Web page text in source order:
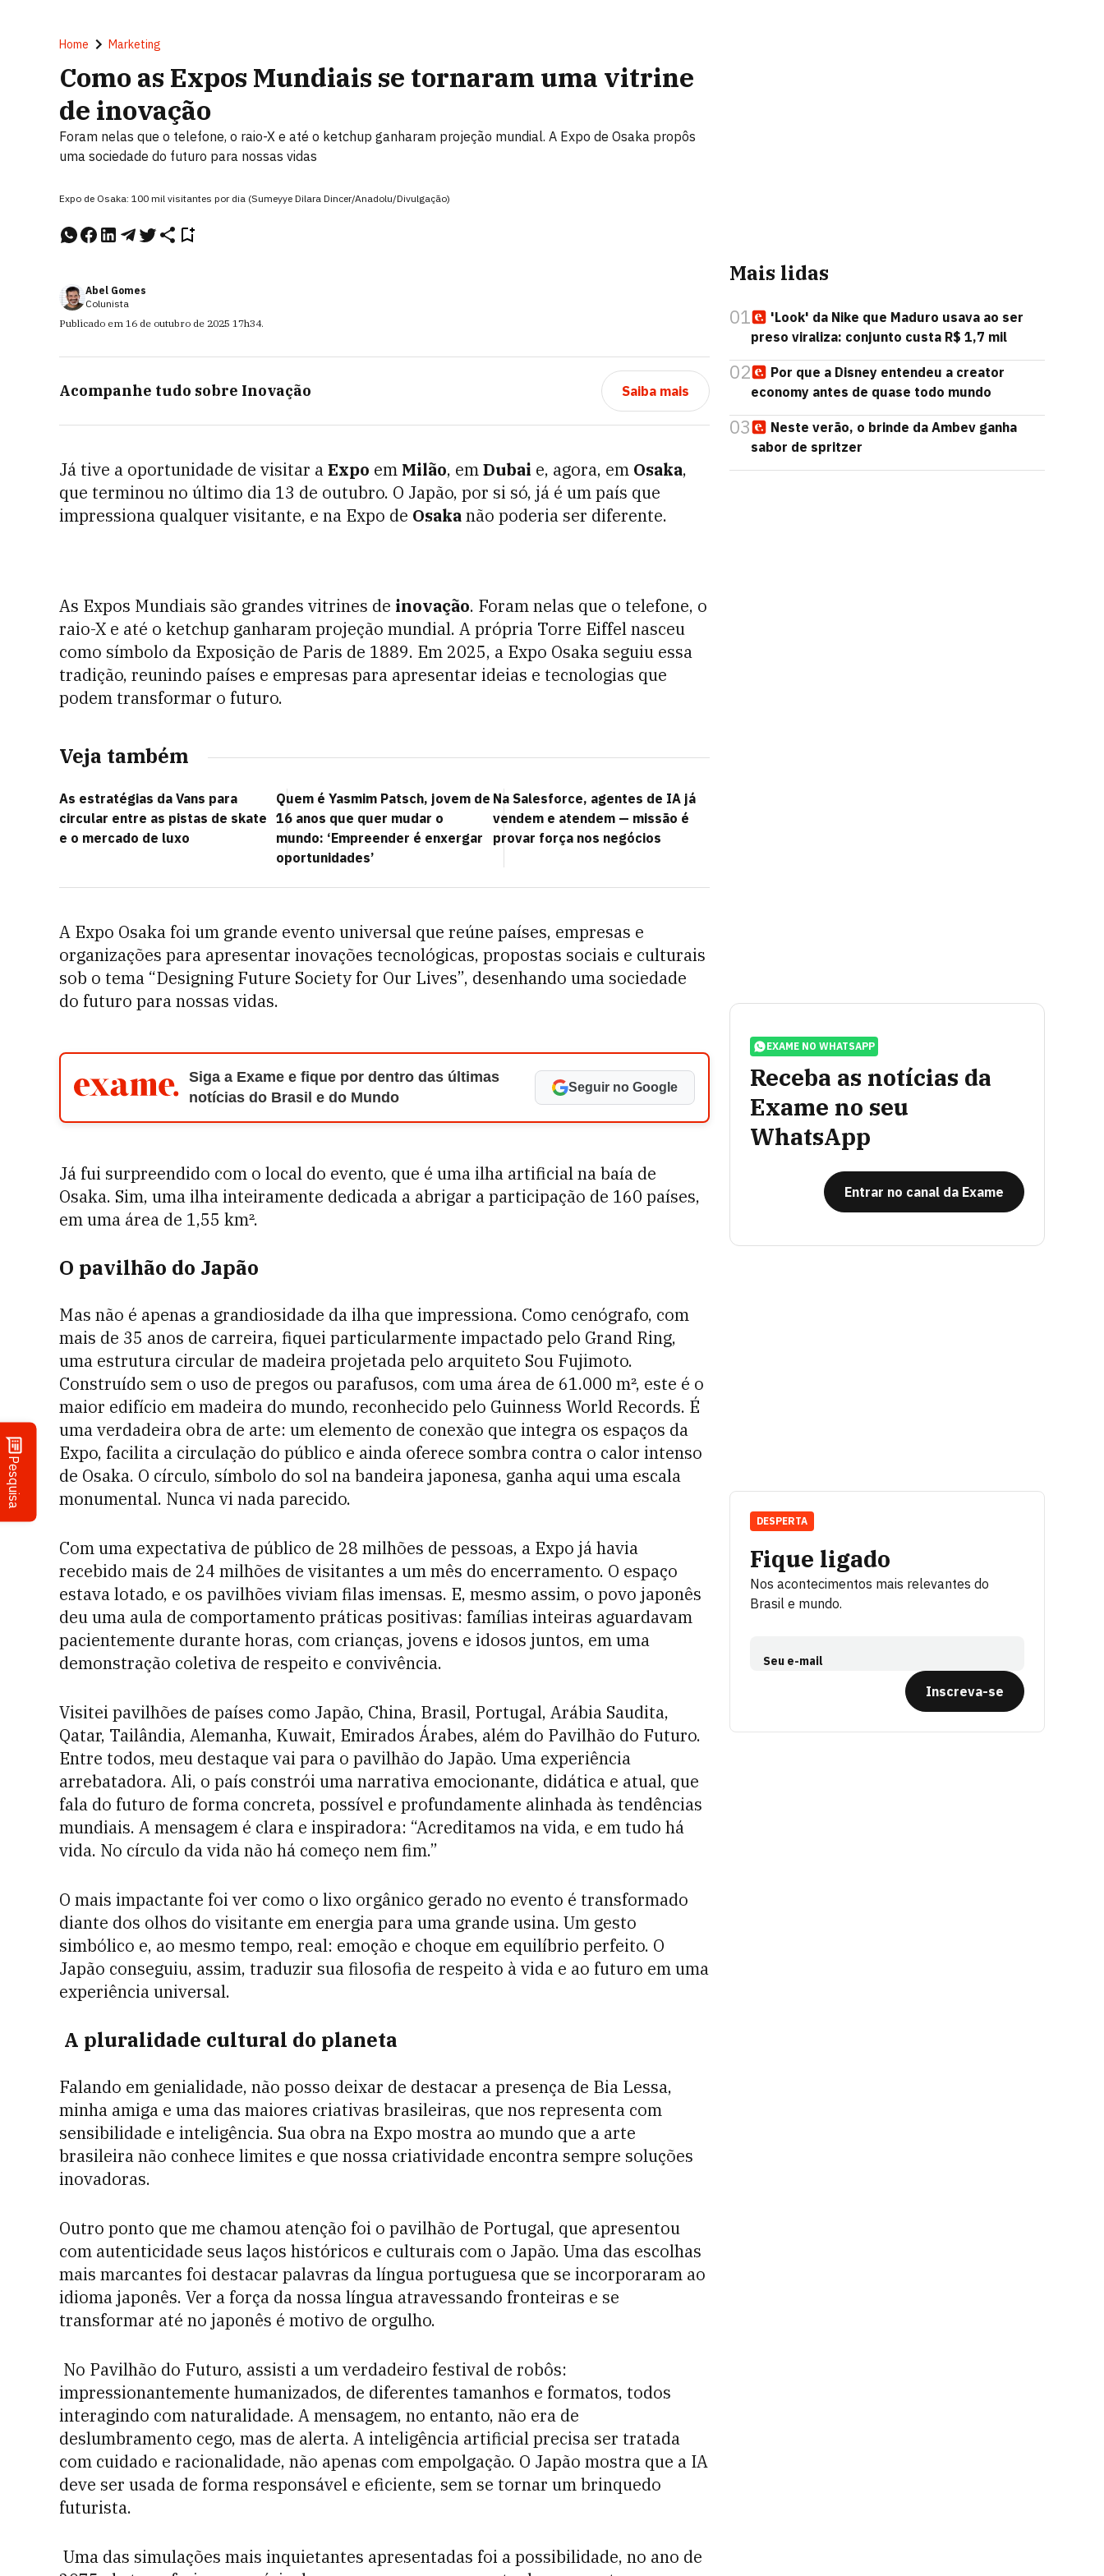
Pesquisa
Home Marketing
Como as Expos Mundiais se tornaram uma vitrine
de inovação
Foram nelas que o telefone, o raio-X e até o ketchup ganharam projeção mundial. A Expo de Osaka propôs
uma sociedade do futuro para nossas vidas
Expo de Osaka: 100 mil visitantes por dia (Sumeyye Dilara Dincer/Anadolu/Divulgação)
Abel Gomes
Colunista
Publicado em 16 de outubro de 2025 17h34.
Acompanhe tudo sobre Inovação Saiba mais
Já tive a oportunidade de visitar aExpo em Milão, emDubai e, agora, em Osaka,
que terminou no último dia 13 de outubro. O Japão, por si só, já é um país que
impressiona qualquer visitante, e na Expo de Osakanão poderia ser diferente.
As Expos Mundiais são grandes vitrines de inovação. Foram nelas que o telefone, o
raio-X e até o ketchup ganharam projeção mundial. A própria Torre Eiffel nasceu
como símbolo da Exposição de Paris de 1889. Em 2025, a Expo Osaka seguiu essa
tradição, reunindo países e empresas para apresentar ideias e tecnologias que
podem transformar o futuro.
Veja também
As estratégias da Vans para
circular entre as pistas de skate
e o mercado de luxo
Quem é Yasmim Patsch, jovem de
16 anos que quer mudar o
mundo: ‘Empreender é enxergar
oportunidades’
Na Salesforce, agentes de IA já
vendem e atendem — missão é
provar força nos negócios
A Expo Osaka foi um grande evento universal que reúne países, empresas e
organizações para apresentar inovações tecnológicas, propostas sociais e culturais
sob o tema “Designing Future Society for Our Lives”, desenhando uma sociedade
do futuro para nossas vidas.
Siga a Exame e fique por dentro das últimas
notícias do Brasil e do Mundo
Seguir no Google
Já fui surpreendido com o local do evento, que é uma ilha artificial na baía de
Osaka. Sim, uma ilha inteiramente dedicada a abrigar a participação de 160 países,
em uma área de 1,55 km².
O pavilhão do Japão
Mas não é apenas a grandiosidade da ilha que impressiona. Como cenógrafo, com
mais de 35 anos de carreira, fiquei particularmente impactado pelo Grand Ring,
uma estrutura circular de madeira projetada pelo arquiteto Sou Fujimoto.
Construído sem o uso de pregos ou parafusos, com uma área de 61.000 m², este é o
maior edifício em madeira do mundo, reconhecido pelo Guinness World Records. É
uma verdadeira obra de arte: um elemento de conexão que integra os espaços da
Expo, facilita a circulação do público e ainda oferece sombra contra o calor intenso
de Osaka. O círculo, símbolo do sol na bandeira japonesa, ganha aqui uma escala
monumental. Nunca vi nada parecido.
Com uma expectativa de público de 28 milhões de pessoas, a Expo já havia
recebido mais de 24 milhões de visitantes a um mês do encerramento. O espaço
estava lotado, e os pavilhões viviam filas imensas. E, mesmo assim, o povo japonês
deu uma aula de comportamento práticas positivas: famílias inteiras aguardavam
pacientemente durante horas, com crianças, jovens e idosos juntos, em uma
demonstração coletiva de respeito e convivência.
Visitei pavilhões de países como Japão, China, Brasil, Portugal, Arábia Saudita,
Qatar, Tailândia, Alemanha, Kuwait, Emirados Árabes, além do Pavilhão do Futuro.
Entre todos, meu destaque vai para o pavilhão do Japão. Uma experiência
arrebatadora. Ali, o país constrói uma narrativa emocionante, didática e atual, que
fala do futuro de forma concreta, possível e profundamente alinhada às tendências
mundiais. A mensagem é clara e inspiradora: “Acreditamos na vida, e em tudo há
vida. No círculo da vida não há começo nem fim.”
O mais impactante foi ver como o lixo orgânico gerado no evento é transformado
diante dos olhos do visitante em energia para uma grande usina. Um gesto
simbólico e, ao mesmo tempo, real: emoção e choque em equilíbrio perfeito. O
Japão conseguiu, assim, traduzir sua filosofia de respeito à vida e ao futuro em uma
experiência universal.
A pluralidade cultural do planeta
Falando em genialidade, não posso deixar de destacar a presença de Bia Lessa,
minha amiga e uma das maiores criativas brasileiras, que nos representa com
sensibilidade e inteligência. Sua obra na Expo mostra ao mundo que a arte
brasileira não conhece limites e que nossa criatividade encontra sempre soluções
inovadoras.
Outro ponto que me chamou atenção foi o pavilhão de Portugal, que apresentou
com autenticidade seus laços históricos e culturais com o Japão. Uma das escolhas
mais marcantes foi destacar palavras da língua portuguesa que se incorporaram ao
idioma japonês. Ver a força da nossa língua atravessando fronteiras e se
transformar até no japonês é motivo de orgulho.
No Pavilhão do Futuro, assisti a um verdadeiro festival de robôs:
impressionantemente humanizados, de diferentes tamanhos e formatos, todos
interagindo com naturalidade. A mensagem, no entanto, não era de
deslumbramento cego, mas de alerta. A inteligência artificial precisa ser tratada
com cuidado e racionalidade, não apenas com empolgação. O Japão mostra que a IA
deve ser usada de forma responsável e eficiente, sem se tornar um brinquedo
futurista.
Uma das simulações mais inquietantes apresentadas foi a possibilidade, no ano de
Mais lidas
01
'Look' da Nike que Maduro usava ao ser
preso viraliza: conjunto custa R$ 1,7 mil
02
Por que a Disney entendeu a creator
economy antes de quase todo mundo
03
Neste verão, o brinde da Ambev ganha
sabor de spritzer
EXAME NO WHATSAPP
Receba as notícias da
Exame no seu
WhatsApp
Entrar no canal da Exame
Fique ligado
Nos acontecimentos mais relevantes do
Brasil e mundo.
Seu e-mail
Inscreva-se
DESPERTA